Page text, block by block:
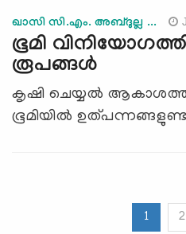
ഖാസി സി.എം. അബ്ദുല്ല ...
ഭൂമി
രൂപങ്ങള്‍
കൃഷി ചെയ്യല്‍
ഭൂമിയില്‍
1 2